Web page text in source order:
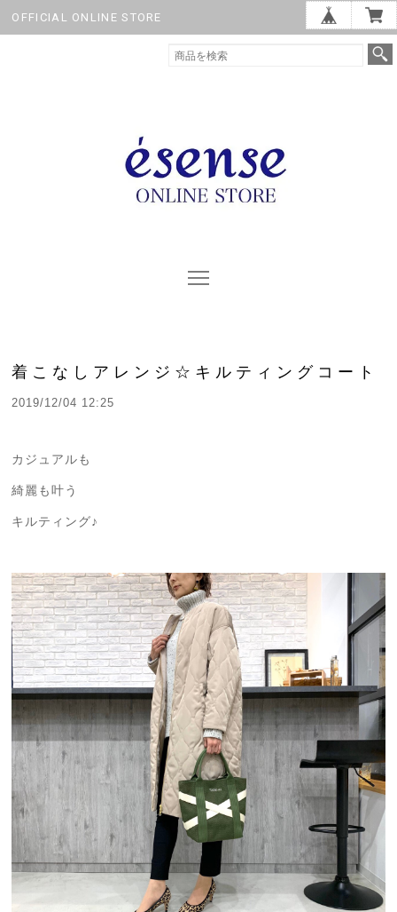
OFFICIAL ONLINE STORE
着こなしアレンジ☆キルティングコート
2019/12/04 12:25
カジュアルも
綺麗も叶う
キルティング♪